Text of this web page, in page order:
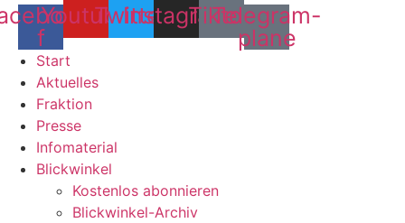
f
YoutubeTwitter
Instagram
Tiktok
Telegram-
plane
Start
Aktuelles
Fraktion
Presse
Infomaterial
Blickwinkel
Kostenlos abonnieren
Blickwinkel-Archiv